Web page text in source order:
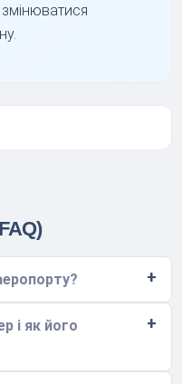
і як його